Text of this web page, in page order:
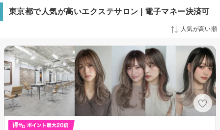
東京都で人気が高いエクステサロン | 電子マネー決済可
人気が高い順